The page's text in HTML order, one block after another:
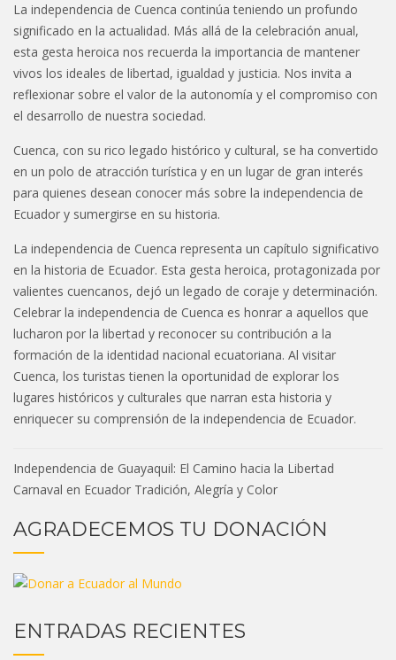
La independencia de Cuenca continúa teniendo un profundo
significado en la actualidad. Más allá de la celebración anual,
esta gesta heroica nos recuerda la importancia de mantener
vivos los ideales de libertad, igualdad y justicia. Nos invita a
reflexionar sobre el valor de la autonomía y el compromiso con
el desarrollo de nuestra sociedad.
Cuenca, con su rico legado histórico y cultural, se ha convertido
en un polo de atracción turística y en un lugar de gran interés
para quienes desean conocer más sobre la independencia de
Ecuador y sumergirse en su historia.
La independencia de Cuenca representa un capítulo significativo
en la historia de Ecuador. Esta gesta heroica, protagonizada por
valientes cuencanos, dejó un legado de coraje y determinación.
Celebrar la independencia de Cuenca es honrar a aquellos que
lucharon por la libertad y reconocer su contribución a la
formación de la identidad nacional ecuatoriana. Al visitar
Cuenca, los turistas tienen la oportunidad de explorar los
lugares históricos y culturales que narran esta historia y
enriquecer su comprensión de la independencia de Ecuador.
Navegación
de
Independencia de Guayaquil: El Camino hacia la Libertad
Carnaval en Ecuador Tradición, Alegría y Color
AGRADECEMOS TU DONACIÓN
ENTRADAS RECIENTES